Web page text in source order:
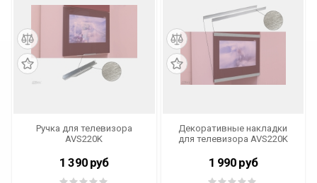
Ручка для телевизора
AVS220K
1 390 руб
Декоративные накладки
для телевизора AVS220K
1 990 руб